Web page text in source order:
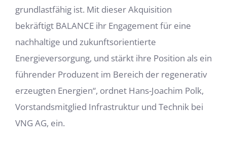
grundlastfähig ist. Mit dieser Akquisition
bekräftigt BALANCE ihr Engagement für eine
nachhaltige und zukunftsorientierte
Energieversorgung, und stärkt ihre Position als ein
führender Produzent im Bereich der regenerativ
erzeugten Energien“, ordnet Hans-Joachim Polk,
Vorstandsmitglied Infrastruktur und Technik bei
VNG AG, ein.